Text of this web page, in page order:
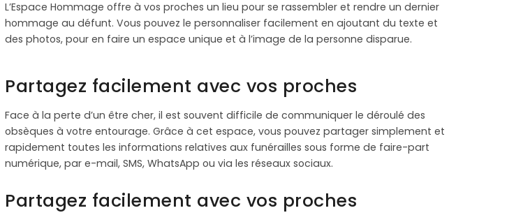
L’Espace Hommage offre à vos proches un lieu pour se rassembler et rendre un dernier
hommage au défunt. Vous pouvez le personnaliser facilement en ajoutant du texte et
des photos, pour en faire un espace unique et à l’image de la personne disparue.
Partagez facilement avec vos proches
Face à la perte d’un être cher, il est souvent difficile de communiquer le déroulé des
obsèques à votre entourage. Grâce à cet espace, vous pouvez partager simplement et
rapidement toutes les informations relatives aux funérailles sous forme de faire-part
numérique, par e-mail, SMS, WhatsApp ou via les réseaux sociaux.
Partagez facilement avec vos proches